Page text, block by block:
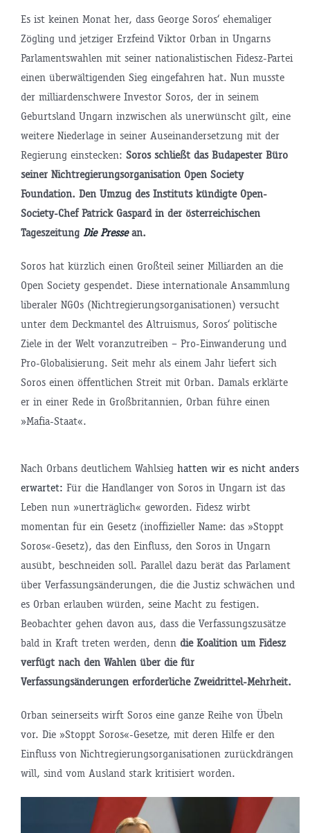
Es ist keinen Monat her, dass George Soros‘ ehemaliger
Zögling und jetziger Erzfeind Viktor Orban in Ungarns
Parlamentswahlen mit seiner nationalistischen Fidesz-Partei
einen überwältigenden Sieg eingefahren hat. Nun musste
der milliardenschwere Investor Soros, der in seinem
Geburtsland Ungarn inzwischen als unerwünscht gilt, eine
weitere Niederlage in seiner Auseinandersetzung mit der
Regierung einstecken: Soros schließt das Budapester Büro
seiner Nichtregierungsorganisation Open Society
Foundation. Den Umzug des Instituts kündigte Open-
Society-Chef Patrick Gaspard in der österreichischen
Tageszeitung Die Pressean.
Soros hat kürzlich einen Großteil seiner Milliarden an die
Open Society gespendet. Diese internationale Ansammlung
liberaler NGOs (Nichtregierungsorganisationen) versucht
unter dem Deckmantel des Altruismus, Soros‘ politische
Ziele in der Welt voranzutreiben – Pro-Einwanderung und
Pro-Globalisierung. Seit mehr als einem Jahr liefert sich
Soros einen öffentlichen Streit mit Orban. Damals erklärte
er in einer Rede in Großbritannien, Orban führe einen
»Mafia-Staat«.
Nach Orbans deutlichem Wahlsieg hatten wir es nicht anders
erwartet: Für die Handlanger von Soros in Ungarn ist das
Leben nun »unerträglich« geworden. Fidesz wirbt
momentan für ein Gesetz (inoffizieller Name: das »Stoppt
Soros«-Gesetz), das den Einfluss, den Soros in Ungarn
ausübt, beschneiden soll. Parallel dazu berät das Parlament
über Verfassungsänderungen, die die Justiz schwächen und
es Orban erlauben würden, seine Macht zu festigen.
Beobachter gehen davon aus, dass die Verfassungszusätze
bald in Kraft treten werden, denndie Koalition um Fidesz
verfügt nach den Wahlen über die für
Verfassungsänderungen erforderliche Zweidrittel-Mehrheit.
Orban seinerseits wirft Soros eine ganze Reihe von Übeln
vor. Die »Stoppt Soros«-Gesetze, mit deren Hilfe er den
Einfluss von Nichtregierungsorganisationen zurückdrängen
will, sind vom Ausland stark kritisiert worden.